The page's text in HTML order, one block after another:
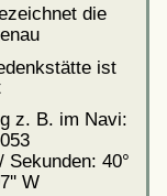
die
ist
z. B. im Navi:
Sekunden: 40°
W